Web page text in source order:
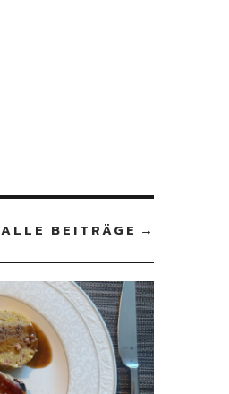
ALLE BEITRÄGE